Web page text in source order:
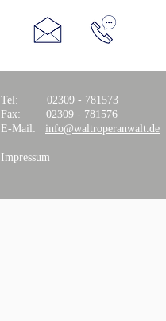
Tel: 02309 - 781573
Fax: 02309 - 781576
E-Mail: info@waltroperanwalt.de
Impressum